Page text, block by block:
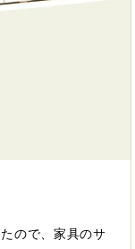
ので、家具のサ